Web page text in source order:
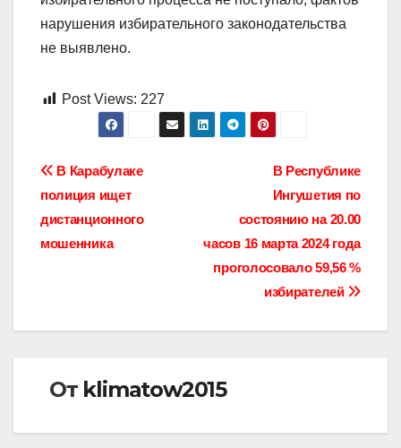
нарушения избирательного законодательства
не выявлено.
Post Views: 227
Навигация
по
записям
В Республике
Ингушетия по
состоянию на 20.00
часов 16 марта 2024 года
проголосовало 59,56 %
избирателей
В Карабулаке
полиция ищет
дистанционного
мошенника
От klimatow2015